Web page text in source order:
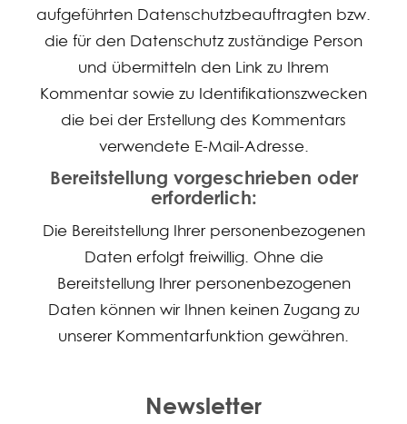
aufgeführten Datenschutzbeauftragten bzw.
die für den Datenschutz zuständige Person
und übermitteln den Link zu Ihrem
Kommentar sowie zu Identifikationszwecken
die bei der Erstellung des Kommentars
verwendete E-Mail-Adresse.
Bereitstellung vorgeschrieben oder
erforderlich:
Die Bereitstellung Ihrer personenbezogenen
Daten erfolgt freiwillig. Ohne die
Bereitstellung Ihrer personenbezogenen
Daten können wir Ihnen keinen Zugang zu
unserer Kommentarfunktion gewähren.
Newsletter